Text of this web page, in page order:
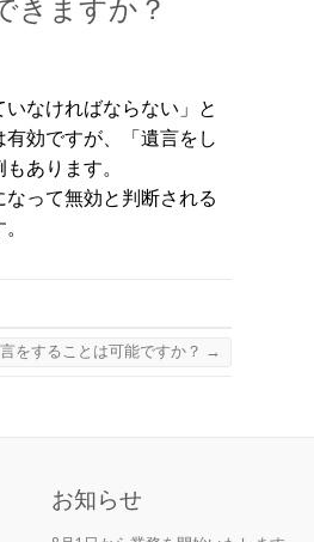
きますか？
なければならない」と
効ですが、「遺言をし
あります。
って無効と判断される
をすることは可能ですか？ →
お知らせ